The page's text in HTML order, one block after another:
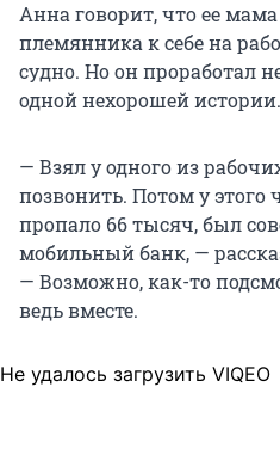
Анна говорит, что ее
племянника к себе на
судно. Но он проработал
одной нехорошей истории.
— Взял у одного из
позвонить. Потом у этого
пропало 66 тысяч, был
мобильный банк, —
— Возможно, как-то
ведь вместе.
Не удалось загрузить VIQEO